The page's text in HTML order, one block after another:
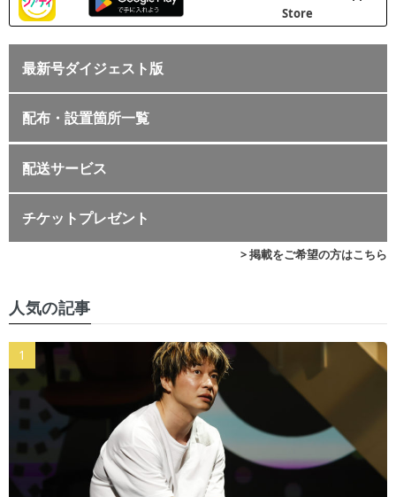
最新号ダイジェスト版
配布・設置箇所一覧
配送サービス
チケットプレゼント
> 掲載をご希望の方はこちら
人気の記事